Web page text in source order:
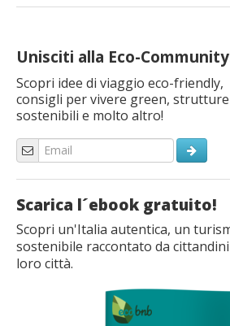
Unisciti alla Eco-
Scopri idee di viaggio eco-friendly,
consigli per vivere green, strutture
sostenibili e molto altro!
Scarica l´ebook gratuito!
Scopri un'Italia autentica, un
sostenibile raccontato da
loro città.